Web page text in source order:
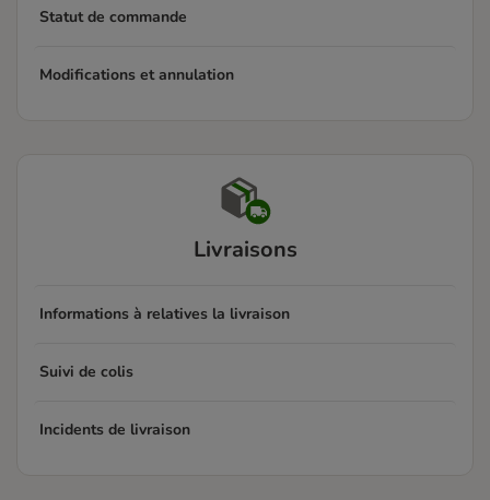
Statut de commande
Modifications et annulation
Livraisons
Informations à relatives la livraison
Suivi de colis
Incidents de livraison